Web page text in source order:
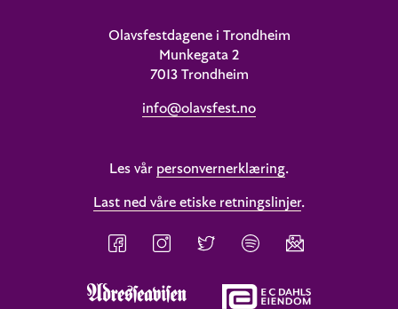
Olavsfestdagene i Trondheim
Munkegata 2
7013 Trondheim
info@olavsfest.no
Les vår personvernerklæring.
Last ned våre etiske retningslinjer.